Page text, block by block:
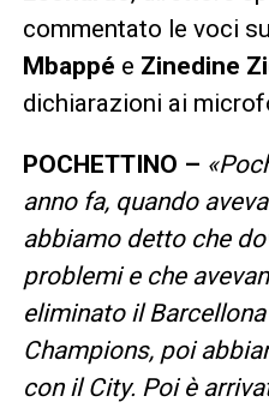
commentato le voci
Mbappé e Zinedine
dichiarazioni ai
POCHETTINO –
anno fa, quando
abbiamo detto che
problemi e che
eliminato il
Champions, poi
con il City. Poi è